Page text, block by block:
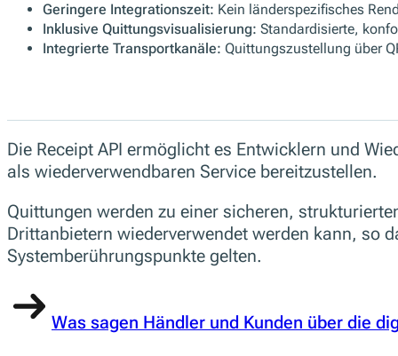
Geringere Integrationszeit: Kein länderspezifisches
Inklusive Quittungsvisualisierung: Standardisierte,
Integrierte Transportkanäle: Quittungszustellung über
Die Receipt API ermöglicht es Entwicklern und
als wiederverwendbaren Service bereitzustellen.
Quittungen werden zu einer sicheren,
Drittanbietern wiederverwendet werden kann, so
Systemberührungspunkte gelten.
Was sagen Händler und Kunden über die